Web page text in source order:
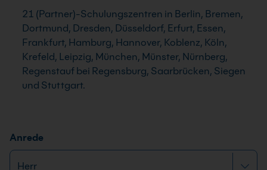
21 (Partner)-Schulungszentren in Berlin, Bremen,
Dortmund, Dresden, Düsseldorf, Erfurt, Essen,
Frankfurt, Hamburg, Hannover, Koblenz, Köln,
Krefeld, Leipzig, München, Münster, Nürnberg,
Regenstauf bei Regensburg, Saarbrücken, Siegen
und Stuttgart.
Anrede